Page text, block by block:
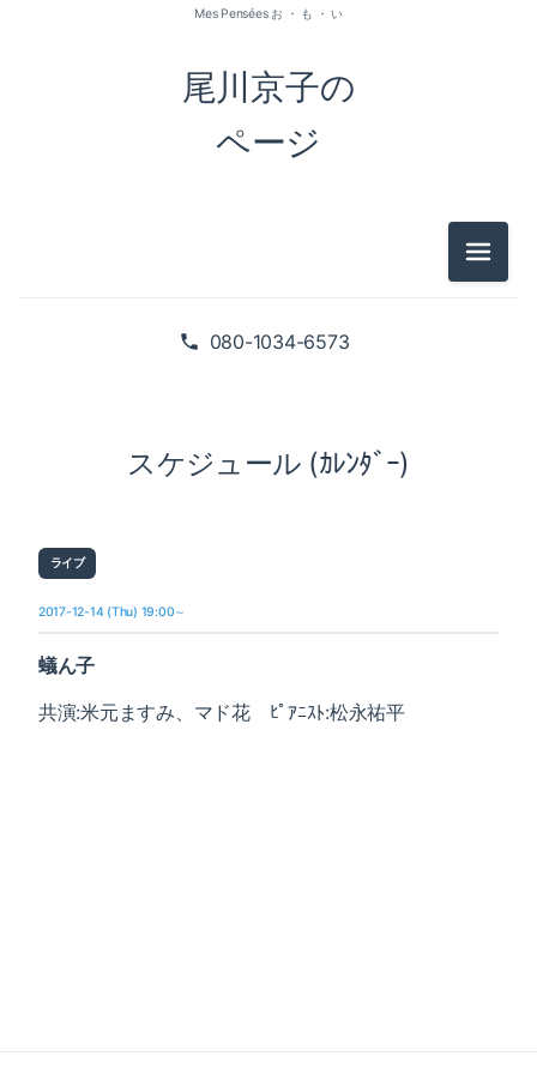
080-1034-6573
尾川京子の
ページ
Mes Pensées お ・ も ・ い
メニュ
スケジュール (ｶﾚﾝﾀﾞｰ)
ライブ
2017-12-14 (Thu) 19:00～
蟻ん子
共演:米元ますみ、マド花 ﾋﾟｱﾆｽﾄ:松永祐平